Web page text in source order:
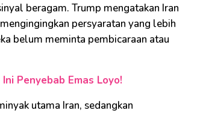
beragam. Trump mengatakan Iran
persyaratan yang lebih
belum meminta pembicaraan atau
Penyebab Emas Loyo!
utama Iran, sedangkan